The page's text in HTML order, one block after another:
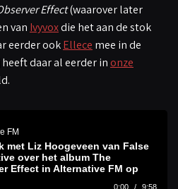
Effect(waarover later
van Ivyvoxdie het aan de stok
eerder ookEllece mee in de
daar al eerder inonze
FM
met Liz Hoogeveen van False
over het album The
Effect in Alternative FM op
0:00 / 9:58